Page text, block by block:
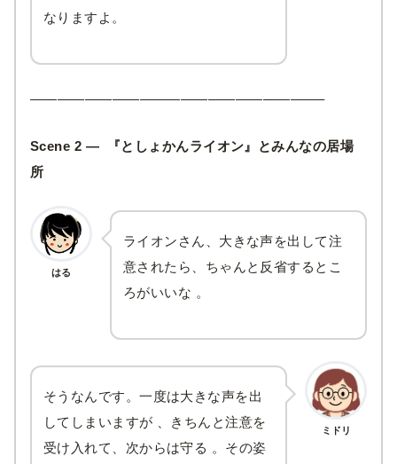
なりますよ。
—————————————————————–
Scene 2 — 『としょかんライオン』とみんなの居場
所
はる
ライオンさん、大きな声を出して注
意されたら、ちゃんと反省するとこ
ろがいいな 。
ミドリ
そうなんです。一度は大きな声を出
してしまいますが 、きちんと注意を
受け入れて、次からは守る 。その姿